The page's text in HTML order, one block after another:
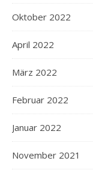
Oktober 2022
April 2022
März 2022
Februar 2022
Januar 2022
November 2021